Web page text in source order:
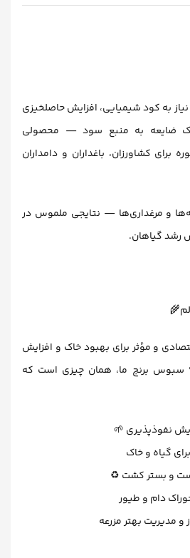
به کود شیمیایی، افزایش حاصلخیزی
ضایعه به منبع سود — محصولی
برای کشاورزان، باغداران و دامداران
و مرغداری‌ها — نتایجی ملموس در
رشد گیاهان.
و مؤثر برای بهبود خاک و افزایش
برنج ما، همان چیزی است که
نفوذپذیری 🌱
گیاه و خاک
و بستر کشت ♻️
دام و طیور
مدیریت بهتر مزرعه